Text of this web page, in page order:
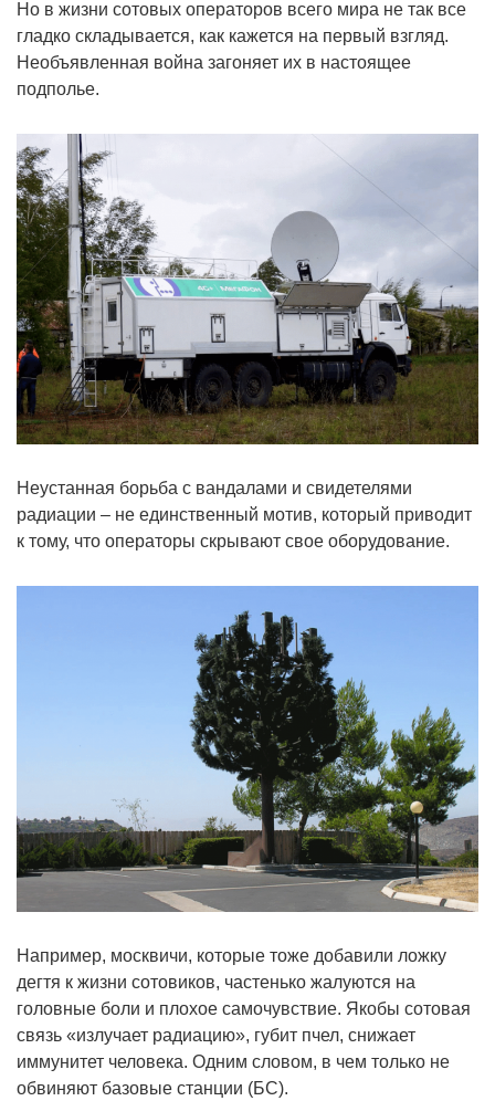
Но в жизни сотовых операторов всего мира не так все
гладко складывается, как кажется на первый взгляд.
Необъявленная война загоняет их в настоящее
подполье.
Неустанная борьба с вандалами и свидетелями
радиации – не единственный мотив, который приводит
к тому, что операторы скрывают свое оборудование.
Например, москвичи, которые тоже добавили ложку
дегтя к жизни сотовиков, частенько жалуются на
головные боли и плохое самочувствие. Якобы сотовая
связь «излучает радиацию», губит пчел, снижает
иммунитет человека. Одним словом, в чем только не
обвиняют базовые станции (БС).